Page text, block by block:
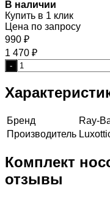
В наличии
Купить в 1 клик
Цена по запросу
990 ₽
1 470 ₽
-
Бренд
Ray-
Производитель
Комплект
отзывы